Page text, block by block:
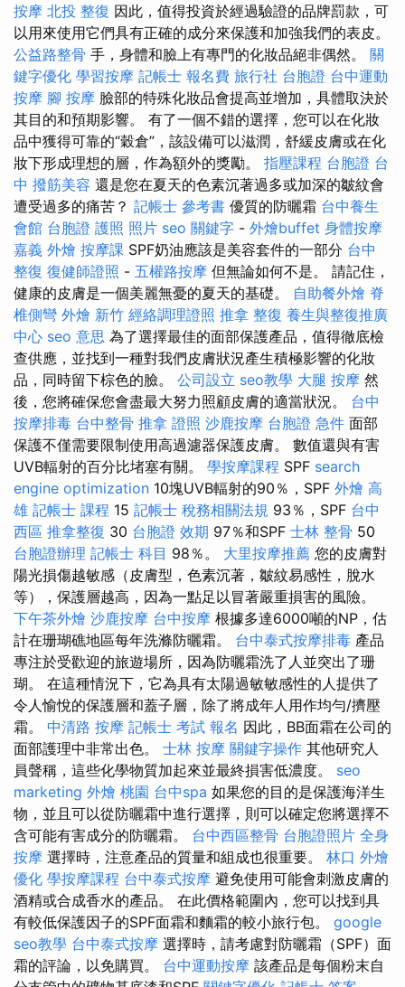
按摩 北投 整復 因此，值得投資於經過驗證的品牌罰款，可
以用來使用它們具有正確的成分來保護和加強我們的表皮。
公益路整骨 手，身體和臉上有專門的化妝品絕非偶然。 關
鍵字優化 學習按摩 記帳士 報名費 旅行社 台胞證 台中運動
按摩 腳 按摩 臉部的特殊化妝品會提高並增加，具體取決於
其目的和預期影響。 有了一個不錯的選擇，您可以在化妝
品中獲得可靠的“穀倉”，該設備可以滋潤，舒緩皮膚或在化
妝下形成理想的層，作為額外的獎勵。 指壓課程 台胞證 台
中 撥筋美容 還是您在夏天的色素沉著過多或加深的皺紋會
遭受過多的痛苦？ 記帳士 參考書 優質的防曬霜 台中養生
會館 台胞證 護照 照片 seo 關鍵字 - 外燴buffet 身體按摩
嘉義 外燴 按摩課 SPF奶油應該是美容套件的一部分 台中
整復 復健師證照 - 五權路按摩 但無論如何不是。 請記住，
健康的皮膚是一個美麗無憂的夏天的基礎。 自助餐外燴 脊
椎側彎 外燴 新竹 經絡調理證照 推拿 整復 養生與整復推廣
中心 seo 意思 為了選擇最佳的面部保護產品，值得徹底檢
查供應，並找到一種對我們皮膚狀況產生積極影響的化妝
品，同時留下棕色的臉。 公司設立 seo教學 大腿 按摩 然
後，您將確保您會盡最大努力照顧皮膚的適當狀況。 台中
按摩排毒 台中整骨 推拿 證照 沙鹿按摩 台胞證 急件 面部
保護不僅需要限制使用高過濾器保護皮膚。 數值還與有害
UVB輻射的百分比堵塞有關。 學按摩課程 SPF search
engine optimization 10塊UVB輻射的90％，SPF 外燴 高
雄 記帳士 課程 15 記帳士 稅務相關法規 93％，SPF 台中
西區 推拿整復 30 台胞證 效期 97％和SPF 士林 整骨 50
台胞證辦理 記帳士 科目 98％。 大里按摩推薦 您的皮膚對
陽光損傷越敏感（皮膚型，色素沉著，皺紋易感性，脫水
等），保護層越高，因為一點足以冒著嚴重損害的風險。
下午茶外燴 沙鹿按摩 台中按摩 根據多達6000噸的NP，估
計在珊瑚礁地區每年洗滌防曬霜。 台中泰式按摩排毒 產品
專注於受歡迎的旅遊場所，因為防曬霜洗了人並突出了珊
瑚。 在這種情況下，它為具有太陽過敏敏感性的人提供了
令人愉悅的保護層和蓋子層，除了將成年人用作均勻/擠壓
霜。 中清路 按摩 記帳士 考試 報名 因此，BB面霜在公司的
面部護理中非常出色。 士林 按摩 關鍵字操作 其他研究人
員聲稱，這些化學物質加起來並最終損害低濃度。 seo
marketing 外燴 桃園 台中spa 如果您的目的是保護海洋生
物，並且可以從防曬霜中進行選擇，則可以確定您將選擇不
含可能有害成分的防曬霜。 台中西區整骨 台胞證照片 全身
按摩 選擇時，注意產品的質量和組成也很重要。 林口 外燴
優化 學按摩課程 台中泰式按摩 避免使用可能會刺激皮膚的
酒精或合成香水的產品。 在此價格範圍內，您可以找到具
有較低保護因子的SPF面霜和麵霜的較小旅行包。 google
seo教學 台中泰式按摩 選擇時，請考慮對防曬霜（SPF）面
霜的評論，以免購買。 台中運動按摩 該產品是每個粉末自